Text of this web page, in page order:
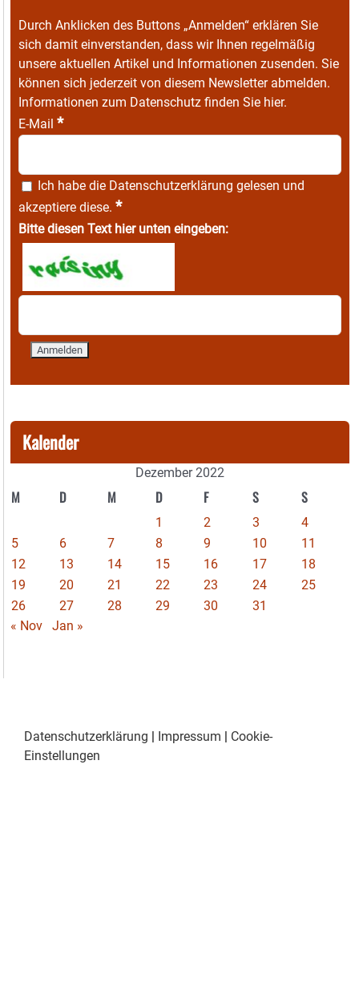
Durch Anklicken des Buttons „Anmelden“ erklären Sie
sich damit einverstanden, dass wir Ihnen regelmäßig
unsere aktuellen Artikel und Informationen zusenden. Sie
können sich jederzeit von diesem Newsletter abmelden.
Informationen zum Datenschutz finden Sie hier.
E-Mail *
Ich habe die Datenschutzerklärung gelesen und
akzeptiere diese. *
Bitte diesen Text hier unten eingeben:
Kalender
Dezember 2022
M D M D F S S
1 2 3
4
5
6 7 8 9 10
11
12
13 14 15 16 17
18
19
20 21 22 23 24
25
26
27 28 29 30
31
« Nov
Jan »
Datenschutzerklärung | Impressum | Cookie-
Einstellungen